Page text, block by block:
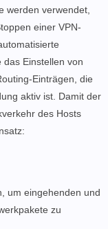
werden verwendet,
einer VPN-
Einstellen von
Einträgen, die
aktiv ist. Damit der
des Hosts
um eingehenden und
zu